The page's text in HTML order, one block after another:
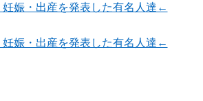
娠・出産を発表した有名人達←
娠・出産を発表した有名人達←